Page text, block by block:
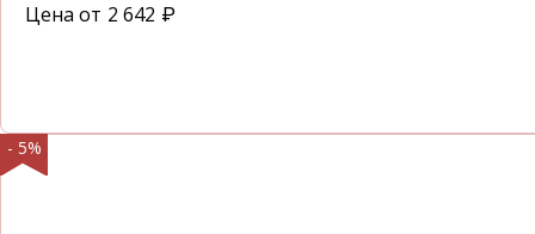
Цена от 2 642 ₽
- 5%